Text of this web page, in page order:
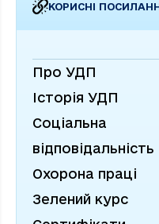
КОРИСНІ
Про УДП
Історія УДП
Соціальна
відповідальність
Охорона праці
Зелений курс